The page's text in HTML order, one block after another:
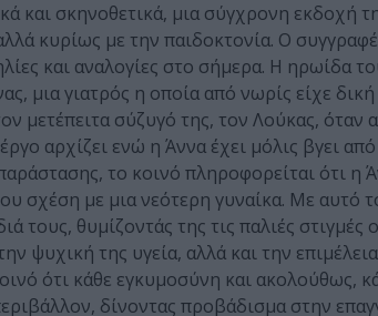
και σκηνοθετικά, μια σύγχρονη εκδοχή
κυρίως με την παιδοκτονία. Ο
και αναλογίες στο σήμερα. Η ηρωίδα
μια γιατρός η οποία από νωρίς είχε
μετέπειτα σύζυγό της, τον Λούκας,
αρχίζει ενώ η Άννα έχει μόλις βγει
το κοινό πληροφορείται ότι η
σχέση με μια νεότερη γυναίκα. Με αυτό
τους, θυμίζοντάς της τις παλιές στιγμές
ψυχική της υγεία, αλλά και την
ότι κάθε εγκυμοσύνη και ακολούθως,
δίνοντας προβάδισμα στην